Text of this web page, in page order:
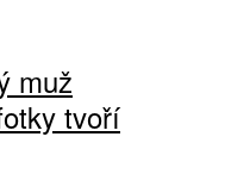
muž
tvoří